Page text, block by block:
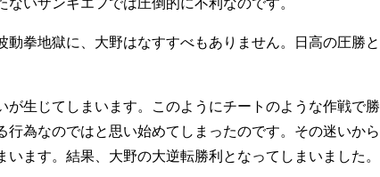
ないザンギエフでは圧倒的に不利なのです。
動拳地獄に、大野はなすすべもありません。日高の圧勝と
が生じてしまいます。このようにチートのような作戦で勝
行為なのではと思い始めてしまったのです。その迷いから
ます。結果、大野の大逆転勝利となってしまいました。